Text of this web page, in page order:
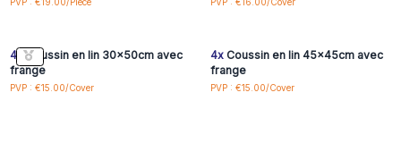
4x Coussin en lin 30x50cm avec
frange
PVP : €15.00/Cover
4xCoussin en lin 45x45cm avec
frange
PVP : €15.00/Cover